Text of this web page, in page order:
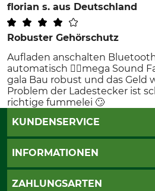
florian s. aus Deutschland
Robuster Gehörschutz
Aufladen anschalten
automatisch 👍🏽mega Sound
gala Bau robust und das Geld
Problem der Ladestecker ist
richtige fummelei 🙄
KUNDENSERVICE
Katalogbestellung
INFORMATIONEN
AGB
ZAHLUNGSARTEN